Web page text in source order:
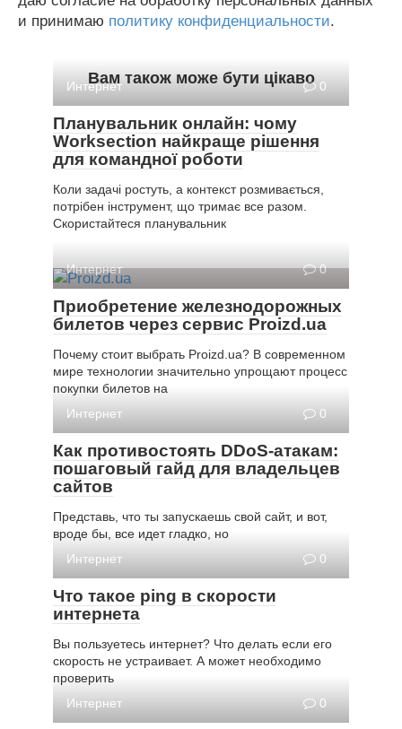
и принимаю политику конфиденциальности.
Вам також може бути цікаво
Интернет 0
Планувальник онлайн: чому
Worksection найкраще рішення
для командної роботи
Коли задачі ростуть, а контекст розмивається,
потрібен інструмент, що тримає все разом.
Скористайтеся планувальник
Интернет 0
Приобретение железнодорожных
билетов через сервис Proizd.ua
Почему стоит выбрать Proizd.ua? В современном
мире технологии значительно упрощают процесс
покупки билетов на
Интернет
0
Как противостоять DDoS-атакам:
пошаговый гайд для владельцев
сайтов
Представь, что ты запускаешь свой сайт, и вот,
вроде бы, все идет гладко, но
Интернет
0
Что такое ping в скорости
интернета
Вы пользуетесь интернет? Что делать если его
скорость не устраивает. А может необходимо
проверить
Интернет
0